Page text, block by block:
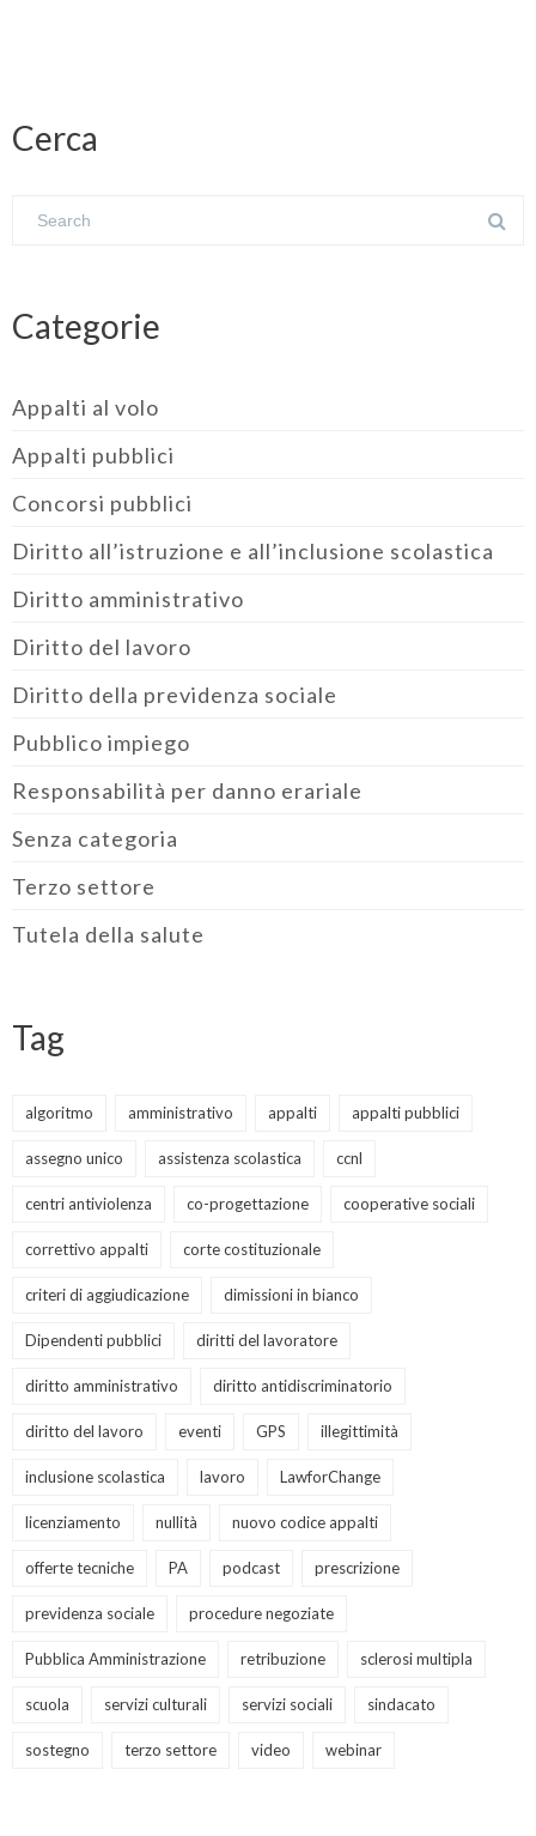
Cerca
Categorie
Appalti al volo
Appalti pubblici
Concorsi pubblici
Diritto all’istruzione e all’inclusione scolastica
Diritto amministrativo
Diritto del lavoro
Diritto della previdenza sociale
Pubblico impiego
Responsabilità per danno erariale
Senza categoria
Terzo settore
Tutela della salute
Tag
algoritmo amministrativo appalti appalti pubblici
assegno unico assistenza scolastica ccnl
centri antiviolenza co-progettazione cooperative sociali
correttivo appalti corte costituzionale
criteri di aggiudicazione dimissioni in bianco
Dipendenti pubblici diritti del lavoratore
diritto amministrativo diritto antidiscriminatorio
diritto del lavoro eventi GPS illegittimità
inclusione scolastica lavoro LawforChange
licenziamento nullità nuovo codice appalti
offerte tecniche PA podcast prescrizione
previdenza sociale procedure negoziate
Pubblica Amministrazione retribuzione sclerosi multipla
scuola servizi culturali servizi sociali sindacato
sostegno terzo settore video webinar